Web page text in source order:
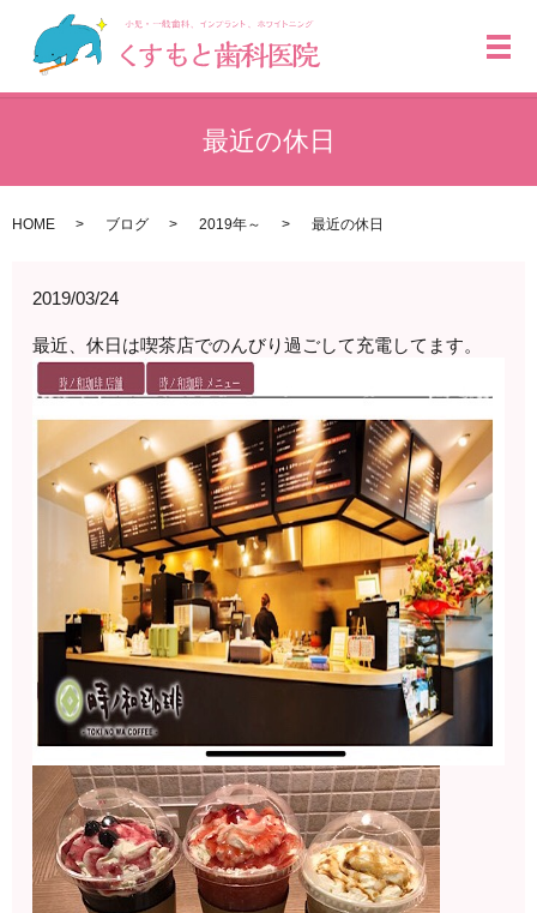
メ
最近の休日
HOME ブログ 2019年～ 最近の休日
2019/03/24
最近、休日は喫茶店でのんびり過ごして充電してます。